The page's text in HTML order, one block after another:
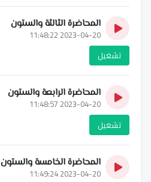
المحاضرة الثالثة والستون
2023-04-20 11:48:22
تشغيل
المحاضرة الرابعة والستون
2023-04-20 11:48:57
تشغيل
المحاضرة الخامسة والستون
2023-04-20 11:49:24